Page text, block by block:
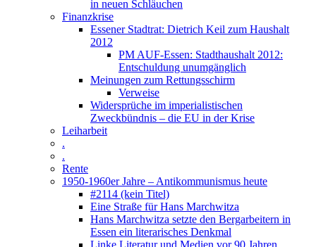
in neuen Schläuchen
Finanzkrise
Essener Stadtrat: Dietrich Keil zum Haushalt
2012
PM AUF-Essen: Stadthaushalt 2012:
Entschuldung unumgänglich
Meinungen zum Rettungsschirm
Verweise
Widersprüche im imperialistischen
Zweckbündnis – die EU in der Krise
Leiharbeit
.
.
Rente
1950-1960er Jahre – Antikommunismus heute
#2114 (kein Titel)
Eine Straße für Hans Marchwitza
Hans Marchwitza setzte den Bergarbeitern in
Essen ein literarisches Denkmal
Linke Literatur und Medien vor 90 Jahren